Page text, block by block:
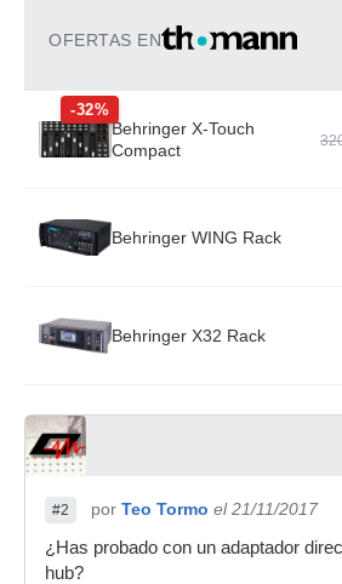
OFERTAS EN
-32%
Behringer X-Touch
Compact
Behringer WING Rack
Behringer X32 Rack
#2 por Teo Tormo el 21/11/2017
¿Has probado con un adaptador
hub?